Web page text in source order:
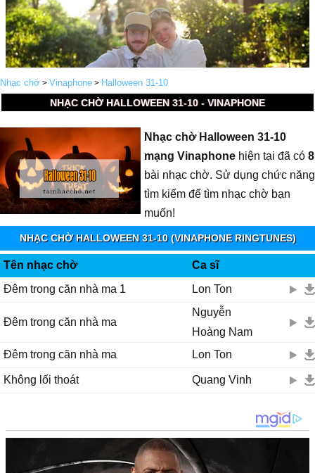
Nhạc chờ > Vinaphone > Halloween 31-10
NHẠC CHỜ HALLOWEEN 31-10 - VINAPHONE
Nhạc chờ Halloween 31-10
mạng Vinaphone hiện tại đã có 8
bài nhạc chờ. Sử dụng chức năng
tìm kiếm để tìm nhạc chờ bạn
muốn!
NHẠC CHỜ HALLOWEEN 31-10 (VINAPHONE RINGTUNES)
Tên nhạc chờ
Ca sĩ
Đêm trong căn nhà ma 1
Lon Ton
Đêm trong căn nhà ma
Nguyễn
Hoàng Nam
Đêm trong căn nhà ma
Lon Ton
Không lối thoát Quang Vinh